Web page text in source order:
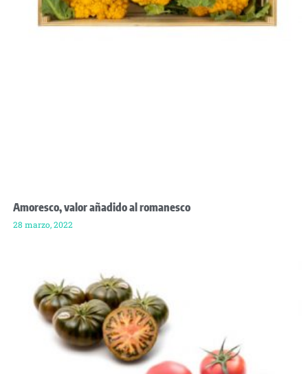
Amoresco, valor añadido al romanesco
28 marzo, 2022